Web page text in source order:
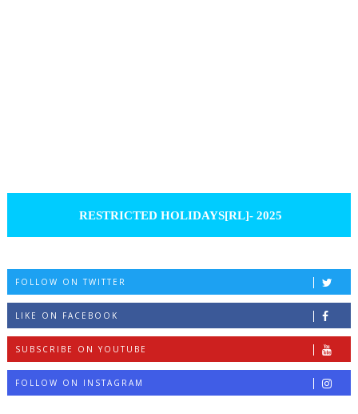
RESTRICTED HOLIDAYS[RL]- 2025
FOLLOW ON TWITTER
LIKE ON FACEBOOK
SUBSCRIBE ON YOUTUBE
FOLLOW ON INSTAGRAM